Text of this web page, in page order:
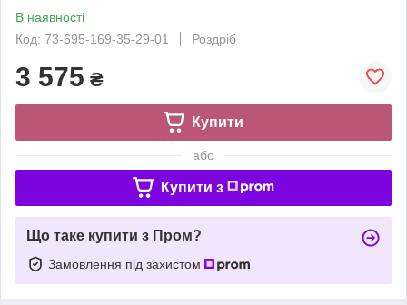
В наявності
Код: 73-695-169-35-29-01
Роздріб
3 575 ₴
Купити
або
Купити з
Що таке купити з Пром?
Замовлення під захистом